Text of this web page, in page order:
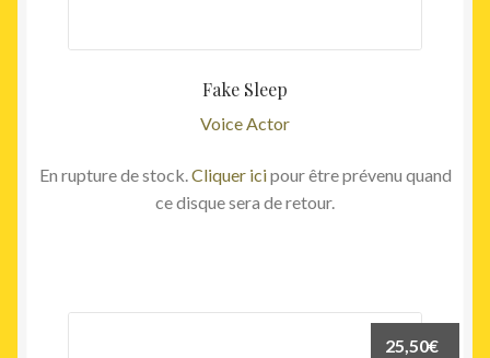
Fake Sleep
Voice Actor
En rupture de stock.Cliquer icipour être prévenu quand
ce disque sera de retour.
25,50€